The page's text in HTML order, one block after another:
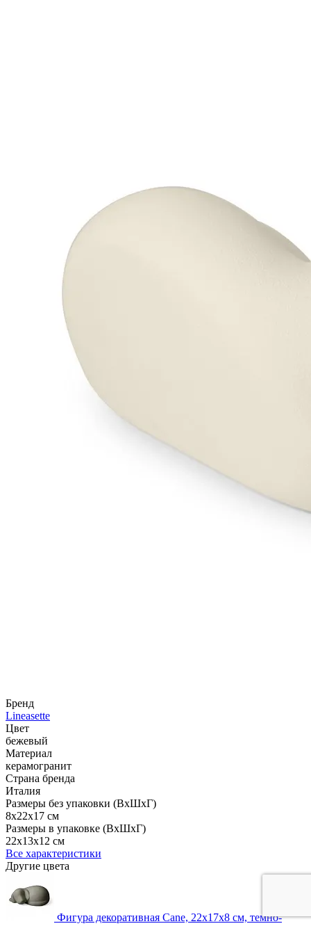
Бренд
Lineasette
Цвет
бежевый
Материал
керамогранит
Страна бренда
Италия
Размеры без упаковки (ВхШхГ)
8x22x17 см
Размеры в упаковке (ВхШхГ)
22x13x12 см
Все характеристики
Другие цвета
Фигура декоративная Cane, 22х17х8 см, темно-